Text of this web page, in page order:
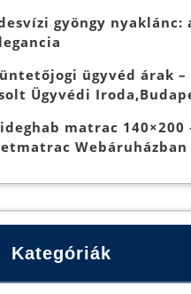
gyöngy nyaklánc:
ügyvéd árak –
Ügyvédi
matrac 140×200
Webáruházban
Kategóriák